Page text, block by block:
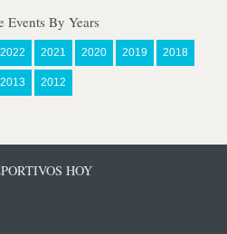
Events By Years
2022 2021 2020 2019 2018
2013 2012
HOY